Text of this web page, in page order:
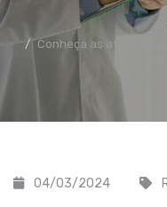
Conheça as
04/03/2024